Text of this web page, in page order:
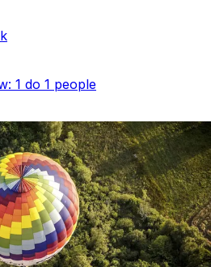
1 do 1 people